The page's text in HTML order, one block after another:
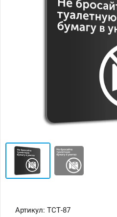
Артикул: ТСТ-87